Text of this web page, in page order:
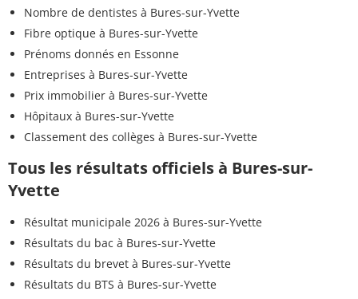
Nombre de dentistes à Bures-sur-Yvette
Fibre optique à Bures-sur-Yvette
Prénoms donnés en Essonne
Entreprises à Bures-sur-Yvette
Prix immobilier à Bures-sur-Yvette
Hôpitaux à Bures-sur-Yvette
Classement des collèges à Bures-sur-Yvette
Tous les résultats officiels à Bures-sur-
Yvette
Résultat municipale 2026 à Bures-sur-Yvette
Résultats du bac à Bures-sur-Yvette
Résultats du brevet à Bures-sur-Yvette
Résultats du BTS à Bures-sur-Yvette